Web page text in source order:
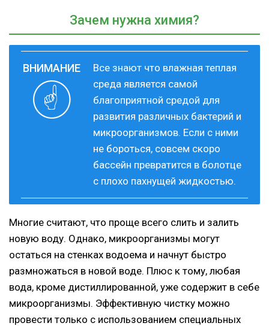
Зачем нужна химия?
Все знают что влажная теплая
среда является самой
благоприятной средой для
развития различных бактерий и
микроорганизмов. Если с ними
не бороться, совсем скоро
бассейн превратится в болотце
с плохо пахнущей жидкостью.
Многие считают, что проще всего слить и залить
новую воду. Однако, микроорганизмы могут
остаться на стенках водоема и начнут быстро
размножаться в новой воде. Плюс к тому, любая
вода, кроме дистиллированной, уже содержит в себе
микроорганизмы. Эффективную чистку можно
провести только с использованием специальных